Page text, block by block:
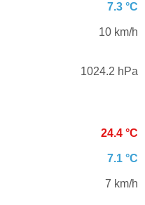
7.3 °C
10 km/h
1024.2 hPa
24.4 °C
7.1 °C
7 km/h